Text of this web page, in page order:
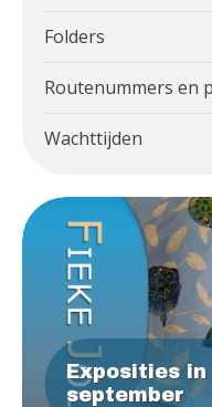
Folders
Routenummers en
Wachttijden
Exposities
september